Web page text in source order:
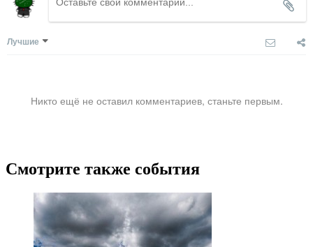
Лучшие
Никто ещё не оставил комментариев, станьте первым.
Смотрите также события